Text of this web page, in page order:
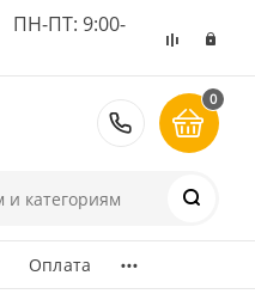
ПН-ПТ: 9:00-
8 (495)
0
Оплата ...